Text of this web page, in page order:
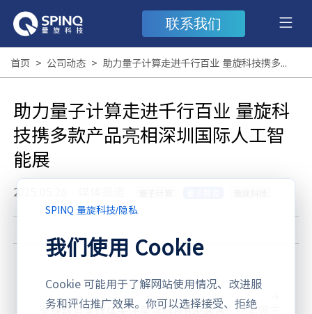
联系我们
首页 > 公司动态 > 助力量子计算走进千行百业 量旋科技携多款产品亮相深圳国际人工智能展
助力量子计算走进千行百业 量旋科
技携多款产品亮相深圳国际人工智
能展
2025.05.28
全球数百家媒体关注量旋科技B轮融资：已实现三
SPINQ 量旋科技/隐私
我们使用 Cookie
Cookie 可能用于了解网站使用情况、改进服
务和评估推广效果。你可以选择接受、拒绝